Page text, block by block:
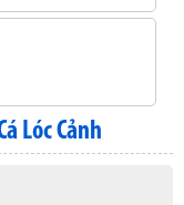
Lóc Cảnh